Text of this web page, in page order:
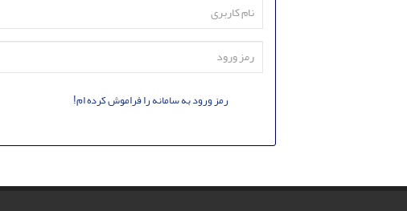
رمز ورود به سامانه را فراموش کرده ام!